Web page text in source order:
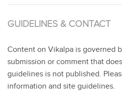
GUIDELINES & CONTACT
Content on Vikalpa is governed
submission or comment that
guidelines is not published.
information and site guidelines.